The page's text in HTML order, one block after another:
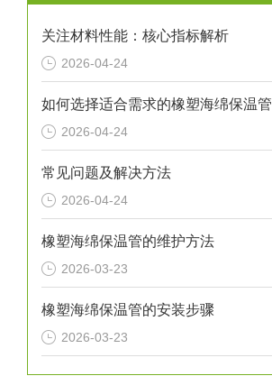
关注材料性能：核心指标解析
2026-04-24
如何选择适合需求的橡塑海绵保温管
2026-04-24
常见问题及解决方法
2026-04-24
橡塑海绵保温管的维护方法
2026-03-23
橡塑海绵保温管的安装步骤
2026-03-23